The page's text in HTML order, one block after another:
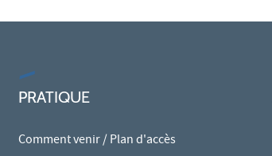
PRATIQUE
Comment venir / Plan d'accès